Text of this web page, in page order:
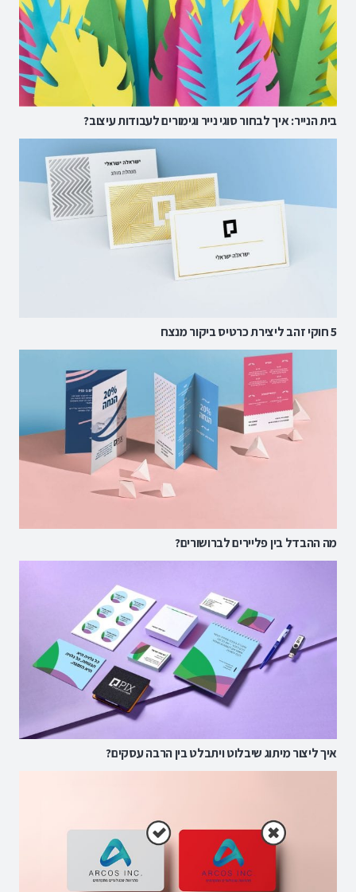
בית הנייר: איך לבחור סוגי נייר וגימורים לעבודות עיצוב?
5 חוקי זהב ליצירת כרטיס ביקור מנצח
מה ההבדל בין פליירים לברושורים?
איך ליצור מיתוג שיבלוט ויתבלט בין הרבה עסקים?